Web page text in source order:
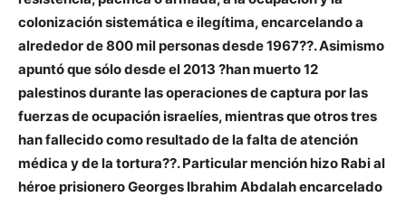
colonización sistemática e ilegítima, encarcelando a
alrededor de 800 mil personas desde 1967??. Asimismo
apuntó que sólo desde el 2013 ?han muerto 12
palestinos durante las operaciones de captura por las
fuerzas de ocupación israelíes, mientras que otros tres
han fallecido como resultado de la falta de atención
médica y de la tortura??. Particular mención hizo Rabi al
héroe prisionero Georges Ibrahim Abdalah encarcelado